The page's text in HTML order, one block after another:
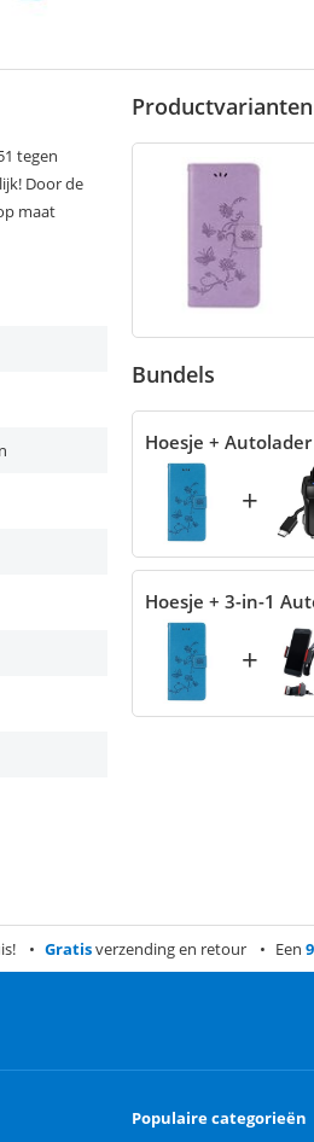
tegen
Door de
maat
Productvarianten
Bundels
Hoesje +
+
Hoesje + 3-in-1
+
Gratisverzending en retour Een
Populaire categorieën